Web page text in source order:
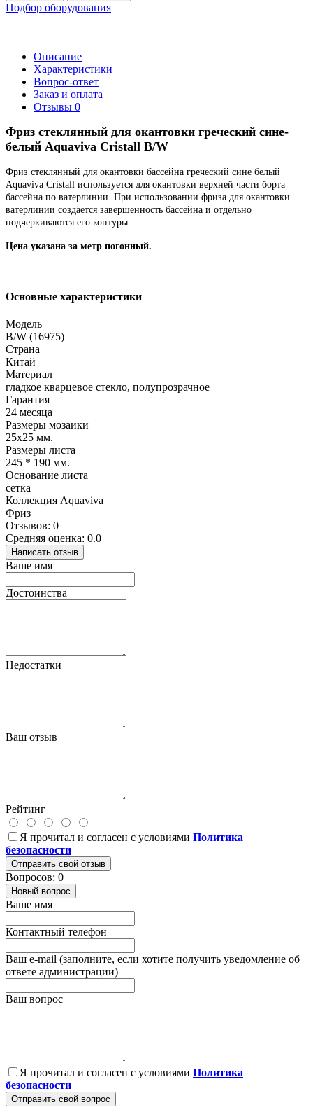
Подбор оборудования
Описание
Характеристики
Вопрос-ответ
Заказ и оплата
Отзывы 0
Фриз стеклянный для окантовки греческий сине-
белый Aquaviva Cristall B/W
Фриз стеклянный для окантовки бассейна греческий сине белый
Aquaviva Cristall используется для окантовки верхней части борта
бассейна по ватерлинии. При использовании фриза для окантовки
ватерлинии создается завершенность бассейна и отдельно
подчеркиваются его контуры.
Цена указана за метр погонный.
Основные характеристики
Модель
B/W (16975)
Страна
Китай
Материал
гладкое кварцевое стекло, полупрозрачное
Гарантия
24 месяца
Размеры мозаики
25х25 мм.
Размеры листа
245 * 190 мм.
Основание листа
сетка
Коллекция Aquaviva
Фриз
Отзывов: 0
Средняя оценка: 0.0
Написать отзыв
Ваше имя
Достоинства
Недостатки
Ваш отзыв
Рейтинг
Я прочитал и согласен с условиями Политика
безопасности
Отправить свой отзыв
Вопросов: 0
Новый вопрос
Ваше имя
Контактный телефон
Ваш e-mail (заполните, если хотите получить уведомление об
ответе администрации)
Ваш вопрос
Я прочитал и согласен с условиями Политика
безопасности
Отправить свой вопрос